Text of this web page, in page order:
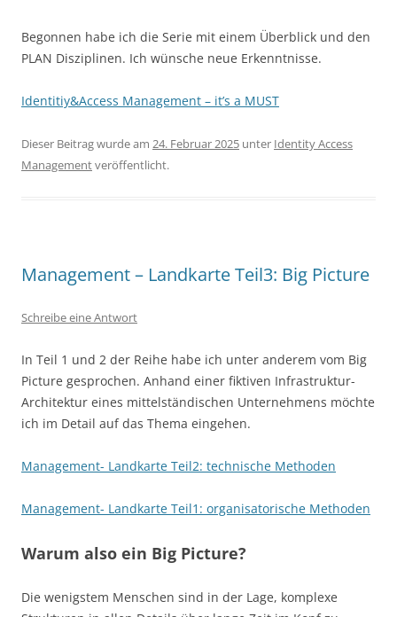
Begonnen habe ich die Serie mit einem Überblick und den
PLAN Disziplinen. Ich wünsche neue Erkenntnisse.
Identitiy&Access Management – it’s a MUST
Dieser Beitrag wurde am 24. Februar 2025 unter Identity Access
Managementveröffentlicht.
Management – Landkarte Teil3: Big Picture
Schreibe eine Antwort
In Teil 1 und 2 der Reihe habe ich unter anderem vom Big
Picture gesprochen. Anhand einer fiktiven Infrastruktur-
Architektur eines mittelständischen Unternehmens möchte
ich im Detail auf das Thema eingehen.
Management- Landkarte Teil2: technische Methoden
Management- Landkarte Teil1: organisatorische Methoden
Warum also ein Big Picture?
Die wenigstem Menschen sind in der Lage, komplexe